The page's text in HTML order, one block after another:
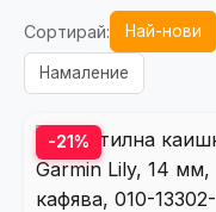
Сортирай: Най-нови
Намаление
-21%